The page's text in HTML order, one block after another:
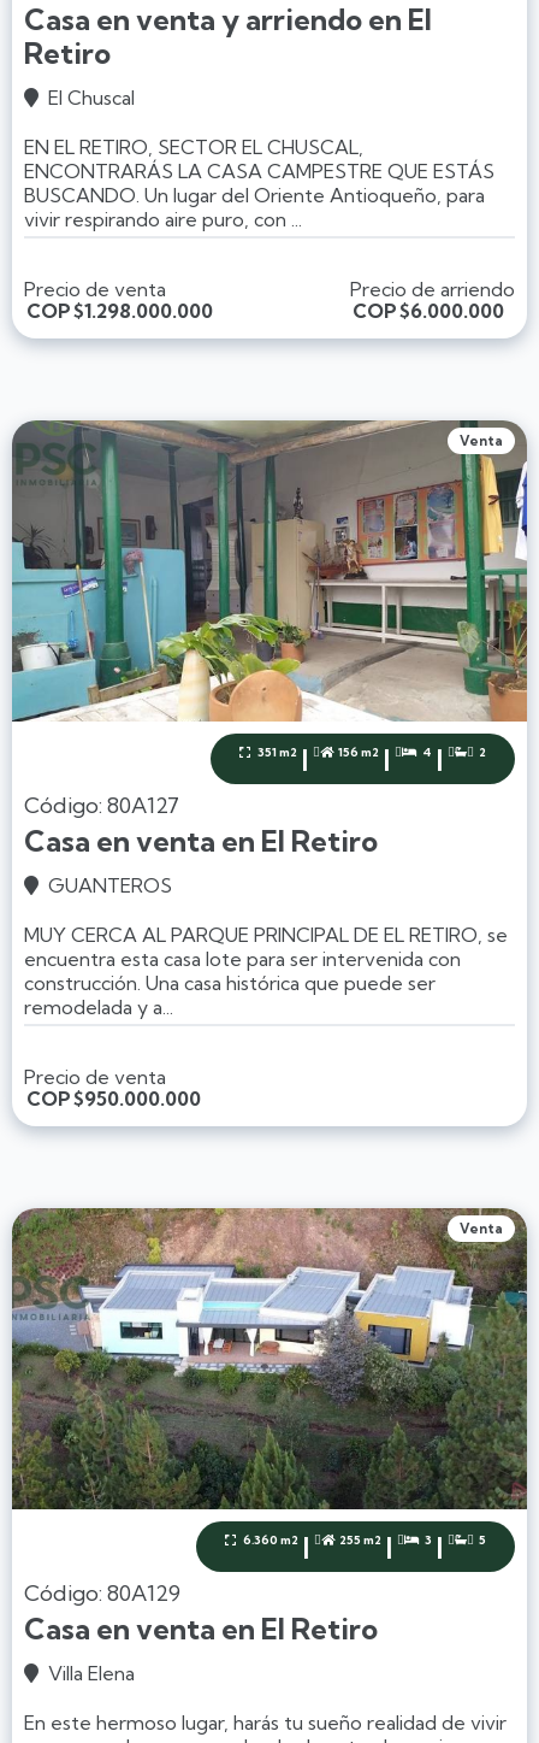
Casa en venta y arriendo en El
Retiro
 El Chuscal
EN EL RETIRO, SECTOR EL CHUSCAL,
ENCONTRARÁS LA CASA CAMPESTRE QUE ESTÁS
BUSCANDO. Un lugar del Oriente Antioqueño, para
vivir respirando aire puro, con ...
Precio de venta
COP$1.298.000.000
Precio de arriendo
COP$6.000.000
Venta
 351 m2 |  156 m2 |  4 |  2
Código: 80A127
Casa en venta en El Retiro
 GUANTEROS
MUY CERCA AL PARQUE PRINCIPAL DE EL RETIRO, se
encuentra esta casa lote para ser intervenida con
construcción. Una casa histórica que puede ser
remodelada y a...
Precio de venta
COP$950.000.000
Venta
 6.360 m2 |  255 m2 |  3 |  5
Código: 80A129
Casa en venta en El Retiro
 Villa Elena
En este hermoso lugar, harás tu sueño realidad de vivir